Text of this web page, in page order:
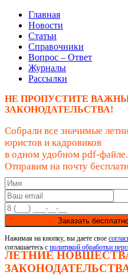
Главная
Новости
Статьи
Справочники
Вопрос – Ответ
Журналы
Рассылки
НЕ ПРОПУСТИТЕ
ЗАКОНОДАТЕЛЬСТВА!
Собрали все значимые
юристов и кадровиков
в одном удобном pdf-файле.
Отправим на почту
Заказать
Нажимая на кнопку, вы даете свое
соглашаетесь с политикой обработки
ЛЕТНИЕ